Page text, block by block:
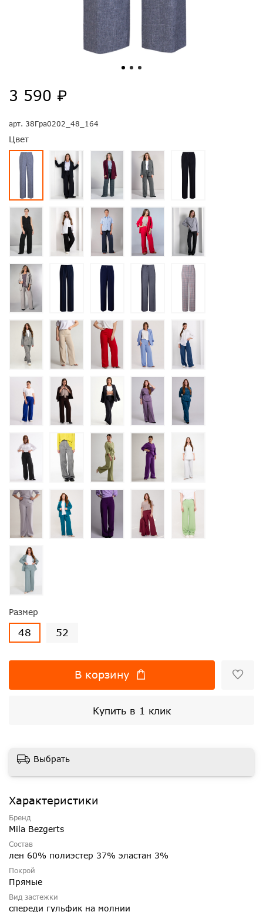
арт. 38Гра0202_48_164
Цвет
Размер
48 52
3 590 ₽
В корзину
Купить в 1 клик
Выбрать
Характеристики
Бренд
Mila Bezgerts
Состав
лен 60% полиэстер 37% эластан 3%
Покрой
Прямые
Вид застежки
спереди гульфик на молнии